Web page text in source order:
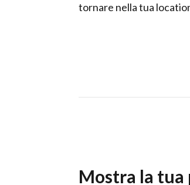
tornare nella tua
Mostra la